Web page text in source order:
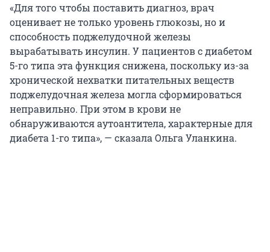
«Для того чтобы поставить диагноз, врач
оценивает не только уровень глюкозы, но и
способность поджелудочной железы
вырабатывать инсулин. У пациентов с диабетом
5-го типа эта функция снижена, поскольку из-за
хронической нехватки питательных веществ
поджелудочная железа могла сформироваться
неправильно. При этом в крови не
обнаруживаются аутоантитела, характерные для
диабета 1-го типа», — сказала Ольга Уланкина.